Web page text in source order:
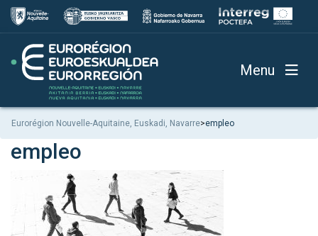
Menu
Eurorégion Nouvelle-Aquitaine, Euskadi, Navarre>empleo
empleo